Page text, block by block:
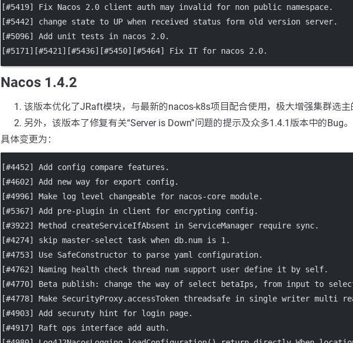
[#5419] Fix Nacos 2.0 client auth may invalid for non public namespace.
[#5442] change state to UP when received status form old version server.
[#5096] Add unit tests in nacos 2.0.
[#5171][#5421][#5436][#5450][#5464] Fix IT for nacos 2.0.
Nacos 1.4.2
该版本优化了JRaft模块，与最新的nacos-k8s项目配合使用，极大增强集群选主
另外，该版本了修复有关“Server is Down”问题的提示及众多1.4.1版本中的Bug。
具体变更为：
[#4452] Add config compare features.
[#4602] Add new way for export config.
[#4996] Make log level changeable for nacos-core module.
[#5367] Add pre-plugin in client for encrypting config.
[#3922] Method createServiceIfAbsent in ServiceManager require sync.
[#4274] skip master-select task when db.num is 1.
[#4753] Use SafeConstructor to parse yaml configuration.
[#4762] Naming health check thread num support user define it by self.
[#4770] Beta publish: change the way of select betaIps, from input to
[#4778] Make SecurityProxy.accessToken threadsafe in single writer multi
[#4903] Add securuty hint for login page.
[#4917] Raft ops interface add auth.